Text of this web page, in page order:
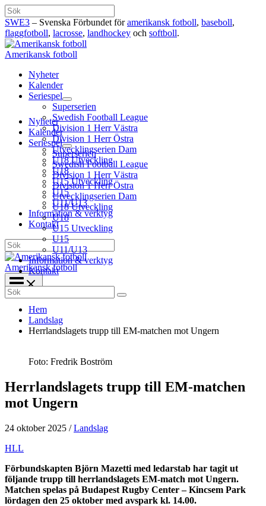
Hoppa
till
innehåll
Sök
SWE3 – Svenska Förbundet föramerikansk fotboll, baseboll,
flaggfotboll, lacrosse, landhockey och softboll.
Amerikansk fotboll
Nyheter
Kalender
Seriespel
Superserien
Swedish Football League
Division 1 Herr Västra
Division 1 Herr Östra
Utvecklingserien Dam
U18 Utveckling
U18
U15 Utveckling
U15
U11/U13
Information & verktyg
Kontakt
Sök
Amerikansk fotboll
Nyheter
Kalender
Seriespel
Superserien
Swedish Football League
Division 1 Herr Västra
Division 1 Herr Östra
Utvecklingserien Dam
U18 Utveckling
U18
U15 Utveckling
U15
U11/U13
Information & verktyg
Kontakt
Search
for:
Hem
Landslag
Herrlandslagets trupp till EM-matchen mot Ungern
Foto: Fredrik Boström
Herrlandslagets trupp till EM-matchen
mot Ungern
24 oktober 2025 /Landslag
HLL
Förbundskapten Björn Mazetti med ledarstab har tagit ut
följande trupp till herrlandslagets EM-match mot Ungern.
Matchen spelas på Budapest Rugby Center – Kincsem Park
lördagen den 25 oktober med avspark kl. 14.00.